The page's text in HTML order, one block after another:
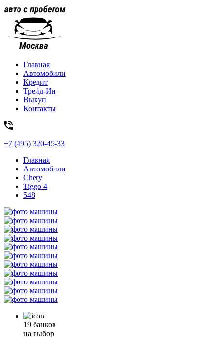
Главная
Автомобили
Кредит
Трейд-Ин
Выкуп
Контакты
+7 (495) 320-45-33
Главная
Автомобили
Chery
Tiggo 4
548
19 банков
на выбор